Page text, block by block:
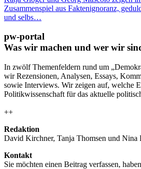
Zusammenspiel aus Faktenignoranz,
und selbs…
pw-portal
Was wir machen und wer wir
In zwölf Themenfeldern rund um
wir Rezensionen, Analysen, Essays,
sowie Interviews. Wir zeigen auf, welche
Politikwissenschaft für das aktuelle
++
Redaktion
David Kirchner, Tanja Thomsen und Nina
Kontakt
Sie möchten einen Beitrag verfassen,